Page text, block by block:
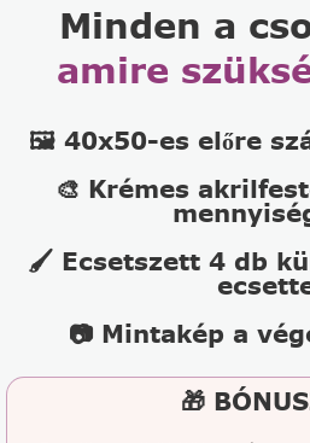
Minden a
amire
🖼️ 40x50-es előre
🎨 Krémes
🖌️ Ecsetszett 4 db
📷 Mintakép a
🎁